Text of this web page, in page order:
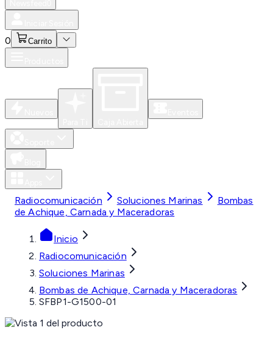
0 Carrito
Radiocomunicación Soluciones Marinas
Bombas
de Achique, Carnada y Maceradoras
Inicio
Radiocomunicación
Soluciones Marinas
Bombas de Achique, Carnada y Maceradoras
SFBP1-G1500-01